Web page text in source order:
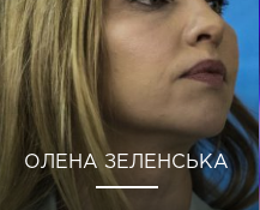
ОЛЕНА ЗЕЛЕНСЬКА